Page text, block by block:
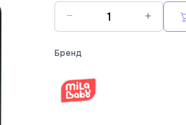
Бренд